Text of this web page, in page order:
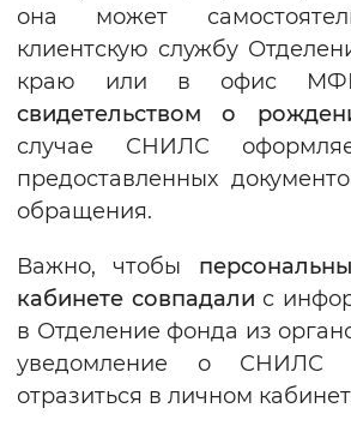
Вернуть
она может
клиентскую службу
краю или в офис
свидетельством о
случае СНИЛС
предоставленных
обращения.
Важно, чтобы
кабинете совпадали с
в Отделение фонда из
уведомление о СНИЛС
отразиться в личном